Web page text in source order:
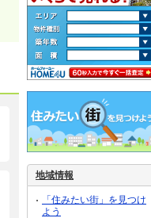
地域情報
「住みたい街」を見つけ
よう